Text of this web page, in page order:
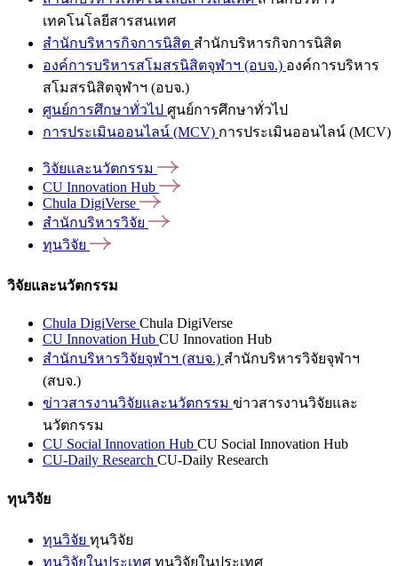
เทคโนโลยีสารสนเทศ
สำนักบริหารกิจการนิสิต สำนักบริหารกิจการนิสิต
องค์การบริหารสโมสรนิสิตจุฬาฯ (อบจ.) องค์การบริหาร
สโมสรนิสิตจุฬาฯ (อบจ.)
ศูนย์การศึกษาทั่วไป ศูนย์การศึกษาทั่วไป
การประเมินออนไลน์ (MCV) การประเมินออนไลน์ (MCV)
วิจัยและนวัตกรรม
CU Innovation Hub
Chula DigiVerse
สำนักบริหารวิจัย
ทุนวิจัย
วิจัยและนวัตกรรม
Chula DigiVerse Chula DigiVerse
CU Innovation Hub CU Innovation Hub
สำนักบริหารวิจัยจุฬาฯ (สบจ.) สำนักบริหารวิจัยจุฬาฯ
(สบจ.)
ข่าวสารงานวิจัยและนวัตกรรม ข่าวสารงานวิจัยและ
นวัตกรรม
CU Social Innovation Hub CU Social Innovation Hub
CU-Daily Research CU-Daily Research
ทุนวิจัย
ทุนวิจัย ทุนวิจัย
ทุนวิจัยในประเทศ ทุนวิจัยในประเทศ